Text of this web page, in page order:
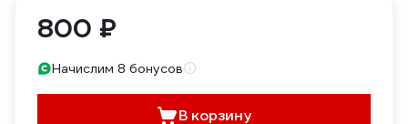
800 ₽
Начислим 8 бонусов
В корзину